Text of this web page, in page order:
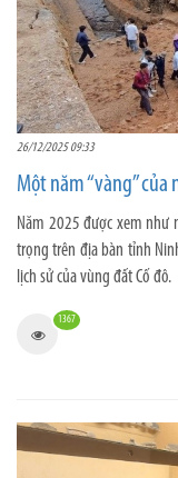
26/12/2025 09:33
Một năm “vàng”
Năm 2025 được xem như
trọng trên địa bàn tỉnh
lịch sử của vùng đất Cố đô.
1367